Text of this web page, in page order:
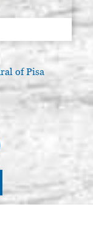
of Pisa